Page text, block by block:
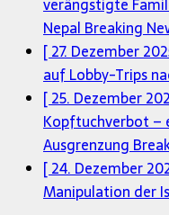
Nepal Breaking
[ 27. Dezember
auf Lobby-Trips
[ 25. Dezember
Kopftuchverbot –
Ausgrenzung
[ 24. Dezember
Manipulation der